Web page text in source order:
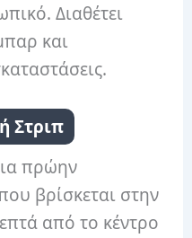
Διαθέτει
και
Στριπ
πρώην
βρίσκεται στην
από το κέντρο